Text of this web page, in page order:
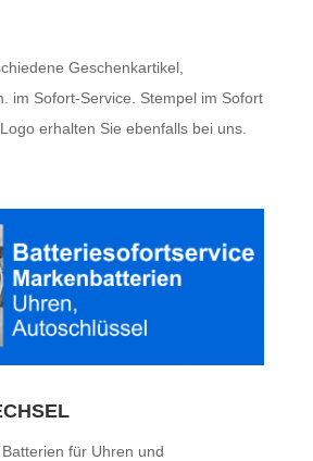
Geschenkartikel,
im Sofort-Service. Stempel im Sofort
erhalten Sie ebenfalls bei uns.
für Uhren und